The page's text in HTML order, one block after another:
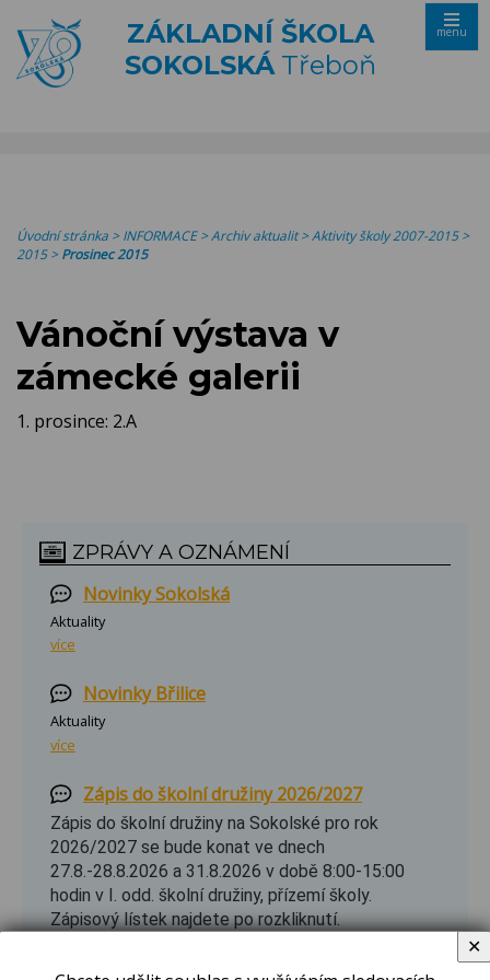
ZÁKLADNÍ ŠKOLA
SOKOLSKÁTřeboň
menu
Úvodní stránka >INFORMACE>Archiv aktualit>Aktivity školy 2007-2015>
2015>Prosinec 2015
Vánoční výstava v
zámecké galerii
1. prosince: 2.A
ZPRÁVY A OZNÁMENÍ
Novinky Sokolská
Aktuality
více
Novinky Břilice
Aktuality
více
Zápis do školní družiny 2026/2027
Zápis do školní družiny na Sokolské pro rok
2026/2027 se bude konat ve dnech
27.8.-28.8.2026 a 31.8.2026 v době 8:00-15:00
hodin v I. odd. školní družiny, přízemí školy.
Zápisový lístek najdete po rozkliknutí.
✕